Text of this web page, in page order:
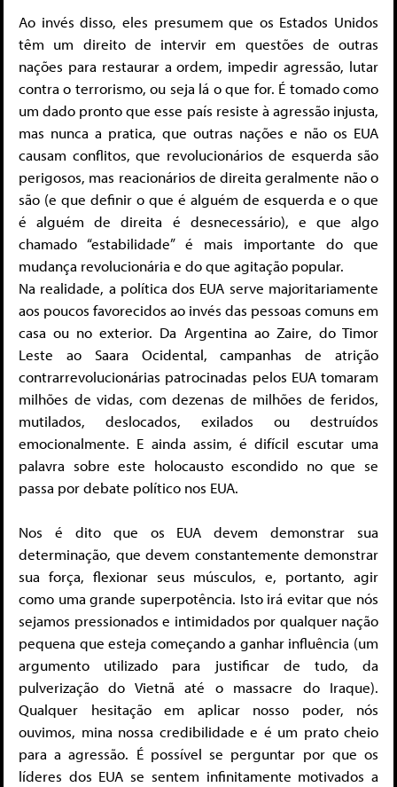
Ao invés disso, eles presumem que os Estados Unidos
têm um direito de intervir em questões de outras
nações para restaurar a ordem, impedir agressão, lutar
contra o terrorismo, ou seja lá o que for. É tomado como
um dado pronto que esse país resiste à agressão injusta,
mas nunca a pratica, que outras nações e não os EUA
causam conflitos, que revolucionários de esquerda são
perigosos, mas reacionários de direita geralmente não o
são (e que definir o que é alguém de esquerda e o que
é alguém de direita é desnecessário), e que algo
chamado “estabilidade” é mais importante do que
mudança revolucionária e do que agitação popular.
Na realidade, a política dos EUA serve majoritariamente
aos poucos favorecidos ao invés das pessoas comuns em
casa ou no exterior. Da Argentina ao Zaire, do Timor
Leste ao Saara Ocidental, campanhas de atrição
contrarrevolucionárias patrocinadas pelos EUA tomaram
milhões de vidas, com dezenas de milhões de feridos,
mutilados, deslocados, exilados ou destruídos
emocionalmente. E ainda assim, é difícil escutar uma
palavra sobre este holocausto escondido no que se
passa por debate político nos EUA.
Nos é dito que os EUA devem demonstrar sua
determinação, que devem constantemente demonstrar
sua força, flexionar seus músculos, e, portanto, agir
como uma grande superpotência. Isto irá evitar que nós
sejamos pressionados e intimidados por qualquer nação
pequena que esteja começando a ganhar influência (um
argumento utilizado para justificar de tudo, da
pulverização do Vietnã até o massacre do Iraque).
Qualquer hesitação em aplicar nosso poder, nós
ouvimos, mina nossa credibilidade e é um prato cheio
para a agressão. É possível se perguntar por que os
líderes dos EUA se sentem infinitamente motivados a